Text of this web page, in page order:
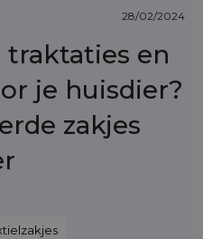
28/02/2024
traktaties en
je huisdier?
zakjes